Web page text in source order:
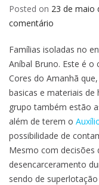
Posted on 23 de maio
comentário
e
afetam
famílias
do
Totó,
no
Recife
Famílias isoladas no
Aníbal Bruno. Este é o
Cores do Amanhã
basicas e materiais de
grupo também estão
além de terem o
possibilidade de
Mesmo com decisões
desencarceramento
sendo de